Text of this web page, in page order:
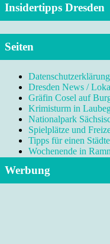
Insidertipps Dresden
Seiten
Dresden News /
Gräfin Cosel auf
Krimisturm in
Nationalpark
Spielplätze und
Tipps für einen
Wochenende in
Werbung